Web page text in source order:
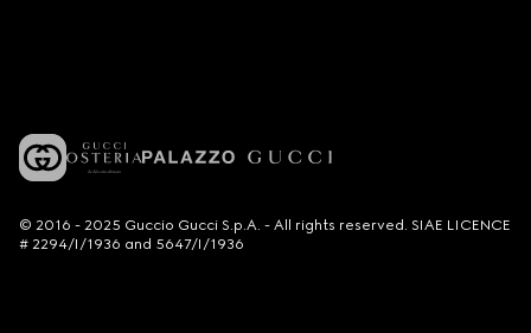
© 2016 - 2025 Guccio Gucci S.p.A. - All rights reserved. SIAE LICENCE
# 2294/I/1936 and 5647/I/1936